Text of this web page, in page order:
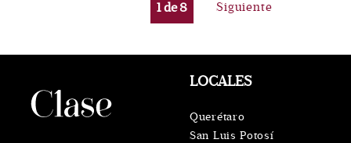
1de8 Siguiente
LOCALES
Querétaro
San Luis Potosí